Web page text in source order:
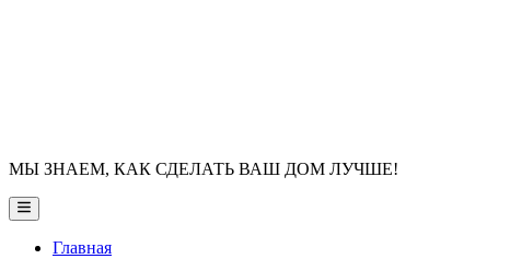
МЫ ЗНАЕМ, КАК СДЕЛАТЬ ВАШ ДОМ ЛУЧШЕ!
Главное
меню
Главная